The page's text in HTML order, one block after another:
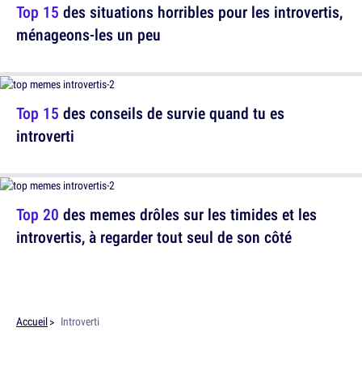
Top 15 des situations horribles pour les introvertis,
ménageons-les un peu
Top 15 des conseils de survie quand tu es
introverti
Top 20 des memes drôles sur les timides et les
introvertis, à regarder tout seul de son côté
Accueil Introverti